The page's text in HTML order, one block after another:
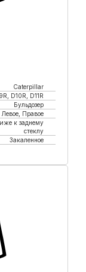
Caterpillar
D10R, D11R
Бульдозер
Левое, Правое
к заднему
стеклу
Закаленное